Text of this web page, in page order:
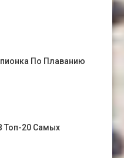
По Плаванию
Топ-20 Самых